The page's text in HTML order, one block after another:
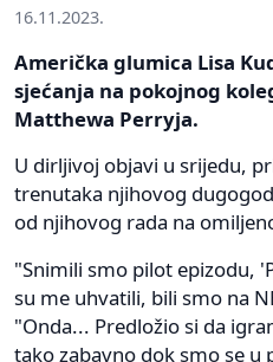
16.11.2023.
Američka glumica Lisa
sjećanja na pokojnog
Matthewa Perryja.
U dirljivoj objavi u srijedu,
trenutaka njihovog
od njihovog rada na
"Snimili smo pilot epizodu,
su me uhvatili, bili smo na
"Onda... Predložio si da
tako zabavno dok smo se u